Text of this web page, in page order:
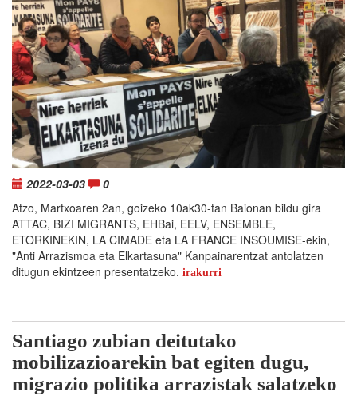
2022-03-03
0
Atzo, Martxoaren 2an, goizeko 10ak30-tan Baionan bildu gira
ATTAC, BIZI MIGRANTS, EHBai, EELV, ENSEMBLE,
ETORKINEKIN, LA CIMADE eta LA FRANCE INSOUMISE-ekin,
"Anti Arrazismoa eta Elkartasuna" Kanpainarentzat antolatzen
ditugun ekintzeen presentatzeko. irakurri
Santiago zubian deitutako
mobilizazioarekin bat egiten dugu,
migrazio politika arrazistak salatzeko